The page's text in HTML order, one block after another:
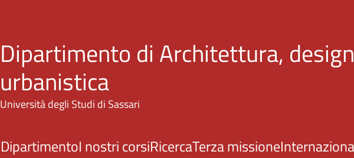
Dipartimento di Architettura,
urbanistica
Università degli Studi di Sassari
DipartimentoI nostri corsiRicercaTerza missione